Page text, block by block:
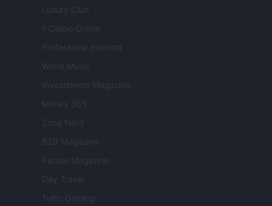
Luxury Club
Il Calcio Online
Professione mamma
World Music
Investimenti Magazine
Money 365
Zona Nerd
B2B Magazine
People Magazine
Day Travel
Tutto Gaming